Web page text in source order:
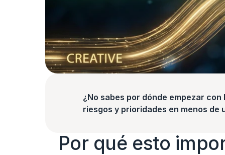
¿No sabes por dónde empezar
riesgos y prioridades en menos de
Por qué esto